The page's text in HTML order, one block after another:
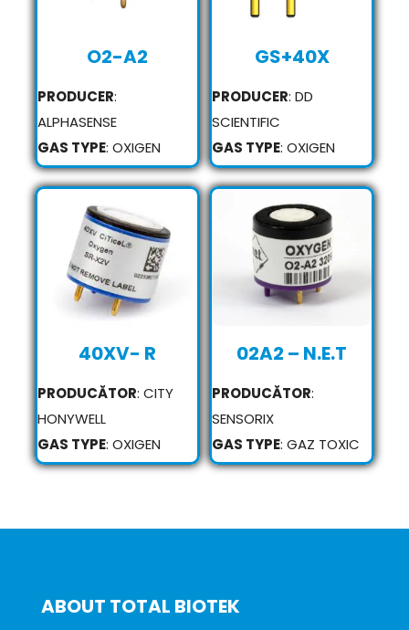
O2-A2
PRODUCER:
ALPHASENSE
GAS TYPE: OXIGEN
GS+40X
PRODUCER: DD
SCIENTIFIC
GAS TYPE: OXIGEN
40XV- R
PRODUCĂTOR: CITY
HONYWELL
GAS TYPE: OXIGEN
02A2 – N.E.T
PRODUCĂTOR:
SENSORIX
GAS TYPE: GAZ TOXIC
ABOUT TOTAL BIOTEK